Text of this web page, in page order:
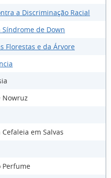
a Discriminação Racial
de Down
Florestas e da Árvore
Nowruz
em Salvas
Perfume